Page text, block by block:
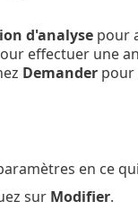
d'analysepour
effectuer une
Demanderpour
en ce
sur Modifier.